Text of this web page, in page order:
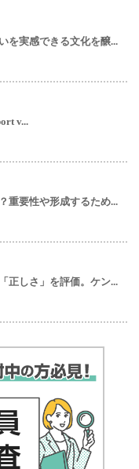
を実感できる文化を醸...
v...
重要性や形成するため...
正しさ」を評価。ケン...